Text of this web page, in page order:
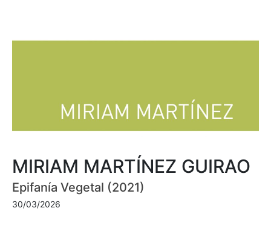
MIRIAM MARTÍNEZ GUIRAO
Epifanía Vegetal (2021)
30/03/2026